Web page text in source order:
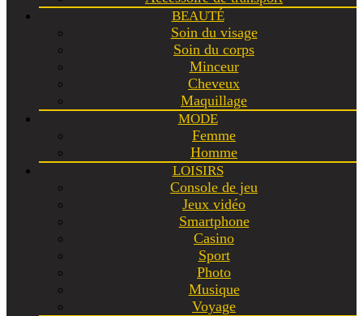
BEAUTÉ
Soin du visage
Soin du corps
Minceur
Cheveux
Maquillage
MODE
Femme
Homme
LOISIRS
Console de jeu
Jeux vidéo
Smartphone
Casino
Sport
Photo
Musique
Voyage